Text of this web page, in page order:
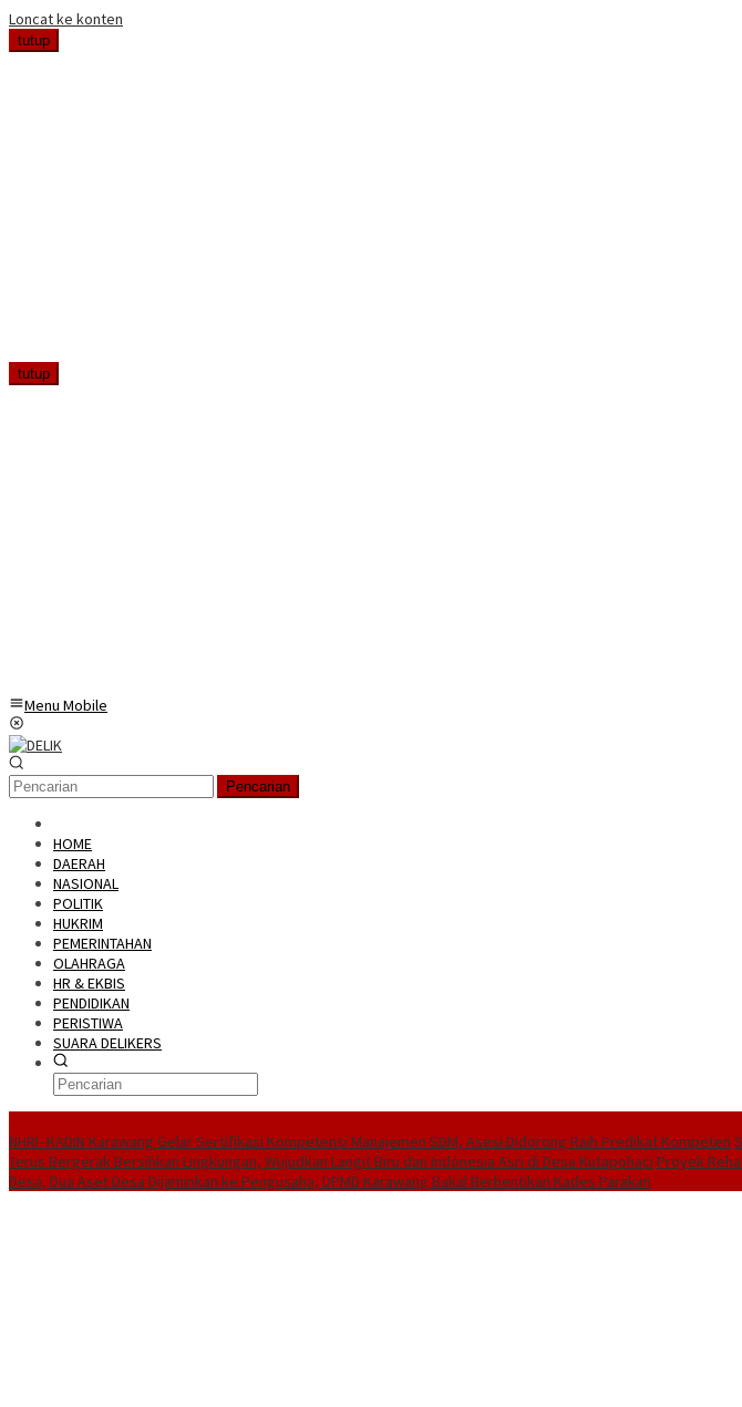
Loncat ke konten
tutup
tutup
Menu Mobile
Pencarian
HOME
DAERAH
NASIONAL
POLITIK
HUKRIM
PEMERINTAHAN
OLAHRAGA
HR & EKBIS
PENDIDIKAN
PERISTIWA
SUARA DELIKERS
NHRI–KADIN Karawang Gelar Sertifikasi Kompetensi Manajemen SDM, Asesi Didorong Raih Predikat Kompeten
Terus Bergerak Bersihkan Lingkungan, Wujudkan Langit Biru dan Indonesia Asri di Desa Kutapohaci Proyek
Desa, Dua Aset Desa Dijaminkan ke Pengusaha, DPMD Karawang Bakal Berhentikan Kades Parakan